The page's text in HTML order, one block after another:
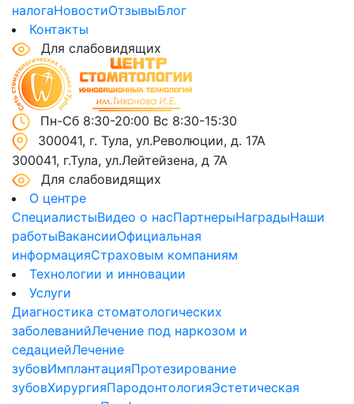
налогаНовостиОтзывыБлог
Контакты
Для слабовидящих
Пн-Сб 8:30-20:00 Вс 8:30-15:30
300041, г. Тула, ул.Революции, д. 17А
300041, г.Тула, ул.Лейтейзена, д 7А
Для слабовидящих
О центре
СпециалистыВидео о насПартнерыНаградыНаши
работыВакансииОфициальная
информацияСтраховым компаниям
Технологии и инновации
Услуги
Диагностика стоматологических
заболеванийЛечение под наркозом и
седациейЛечение
зубовИмплантацияПротезирование
зубовХирургияПародонтологияЭстетическая